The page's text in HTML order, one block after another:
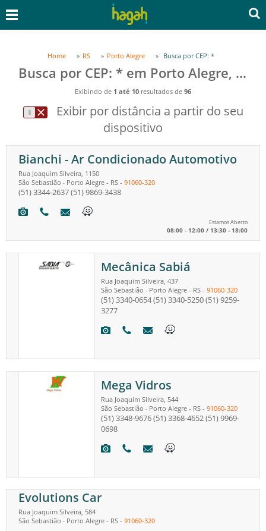
Home RS Porto Alegre Busca por CEP: *
Busca por CEP: * em Porto Alegre, RS
Exibindo de 1 até 10 resultados de 96
Exibir por distância a partir do seu
dispositivo
Bianchi - Ar Condicionado Automotivo
Rua Joaquim Silveira, 1150
São Sebastião - Porto Alegre - RS - 91060-320
(51) 3344-2637(51) 9869-3438
Estamos Aberto
08:00 - 12:00 / 13:30 - 18:00
Mecânica Sabiá
Rua Joaquim Silveira, 437
São Sebastião - Porto Alegre- RS- 91060-320
(51) 3340-0654(51) 3340-5250(51) 9259-
3277
Mega Vidros
Rua Joaquim Silveira, 544
São Sebastião - Porto Alegre- RS- 91060-320
(51) 3348-9676(51) 3368-4652(51) 9969-
0698
Evolutions Car
Rua Joaquim Silveira, 584
São Sebastião - Porto Alegre - RS - 91060-320